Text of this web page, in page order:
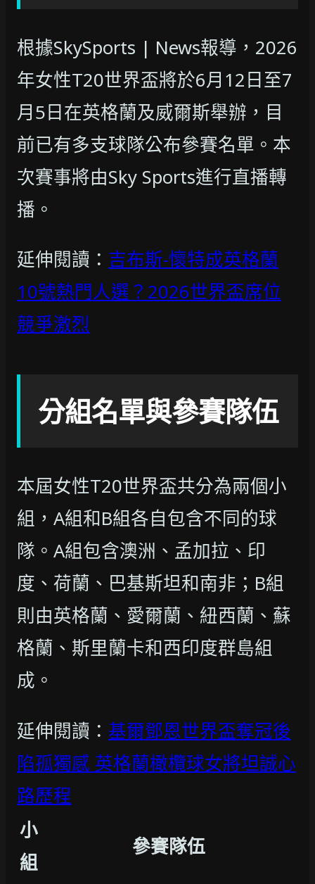
根據SkySports | News報導，2026
年女性T20世界盃將於6月12日至7
月5日在英格蘭及威爾斯舉辦，目
前已有多支球隊公布參賽名單。本
次賽事將由Sky Sports進行直播轉
播。
延伸閱讀： 吉布斯-懷特成英格蘭
10號熱門人選？2026世界盃席位
競爭激烈
分組名單與參賽隊伍
本屆女性T20世界盃共分為兩個小
組，A組和B組各自包含不同的球
隊。A組包含澳洲、孟加拉、印
度、荷蘭、巴基斯坦和南非；B組
則由英格蘭、愛爾蘭、紐西蘭、蘇
格蘭、斯里蘭卡和西印度群島組
成。
延伸閱讀： 基爾鄧恩世界盃奪冠後
陷孤獨感 英格蘭橄欖球女將坦誠心
路歷程
小
組
參賽隊伍